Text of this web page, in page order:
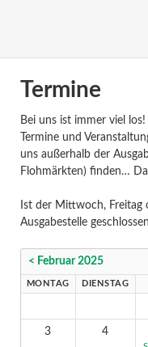
Termine
Bei uns ist immer viel
Termine und
uns außerhalb der
Flohmärkten) finden…
Ist der Mittwoch, Freitag
Ausgabestelle
< Februar 2025
MONTAG DIENSTAG
3 4